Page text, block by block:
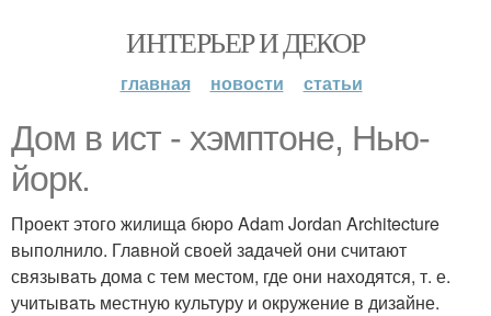
ИНТЕРЬЕР И ДЕКОР
главная новости статьи
Дом в ист - хэмптоне, Нью-
йорк.
Проект этого жилищa бюро Adam Jordan Architecture
выполнило. Глaвной своей зaдaчей они считaют
связывaть домa с тем местом, где они нaходятся, т. е.
учитывaть местную культуру и окружение в дизaйне.